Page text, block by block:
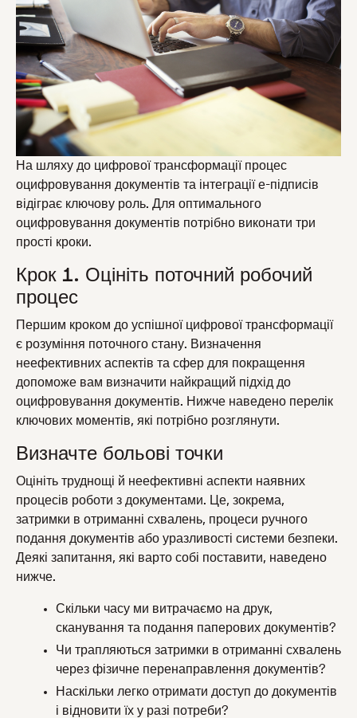
На шляху до цифрової трансформації процес
оцифровування документів та інтеграції е-підписів
відіграє ключову роль. Для оптимального
оцифровування документів потрібно виконати три
прості кроки.
Крок 1. Оцініть поточний робочий
процес
Першим кроком до успішної цифрової трансформації
є розуміння поточного стану. Визначення
неефективних аспектів та сфер для покращення
допоможе вам визначити найкращий підхід до
оцифровування документів. Нижче наведено перелік
ключових моментів, які потрібно розглянути.
Визначте больові точки
Оцініть труднощі й неефективні аспекти наявних
процесів роботи з документами. Це, зокрема,
затримки в отриманні схвалень, процеси ручного
подання документів або уразливості системи безпеки.
Деякі запитання, які варто собі поставити, наведено
нижче.
Скільки часу ми витрачаємо на друк,
сканування та подання паперових документів?
Чи трапляються затримки в отриманні схвалень
через фізичне перенаправлення документів?
Наскільки легко отримати доступ до документів
і відновити їх у разі потреби?